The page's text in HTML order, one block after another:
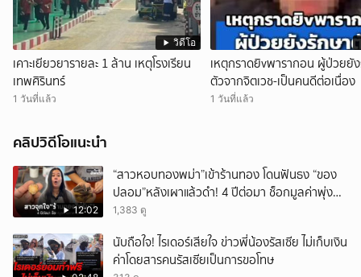
วิดีโอ
เคาะเยียวยารายละ 1 ล้าน เหตุโรงเรียน
เทพศิรินทร์
1 วันที่แล้ว
เหตุกราดยิvพารากอน ผู้ป่วยยั
ตัวจากจิตเวช-เป็นคนดีต่อเนื่อง
1 วันที่แล้ว
คลิปวิดีโอแนะนำ
12:02
“สาวหอบทองพม่า”เข้าร้านทอง โดนฟันธง “ของ
ปลอม”หลังเผาแล้วดำ! 4 ปีต่อมา ช็อกมูลค่าพุ่ง
มหาศาล!
1,383 ดู
นับถือใจ! ไรเดอร์เสียใจ ข่าวพี่น้องรัสเซีย ไม่เก็บเงิน
ค่าโดยสารคนรัสเซียเป็นการขอโทษ